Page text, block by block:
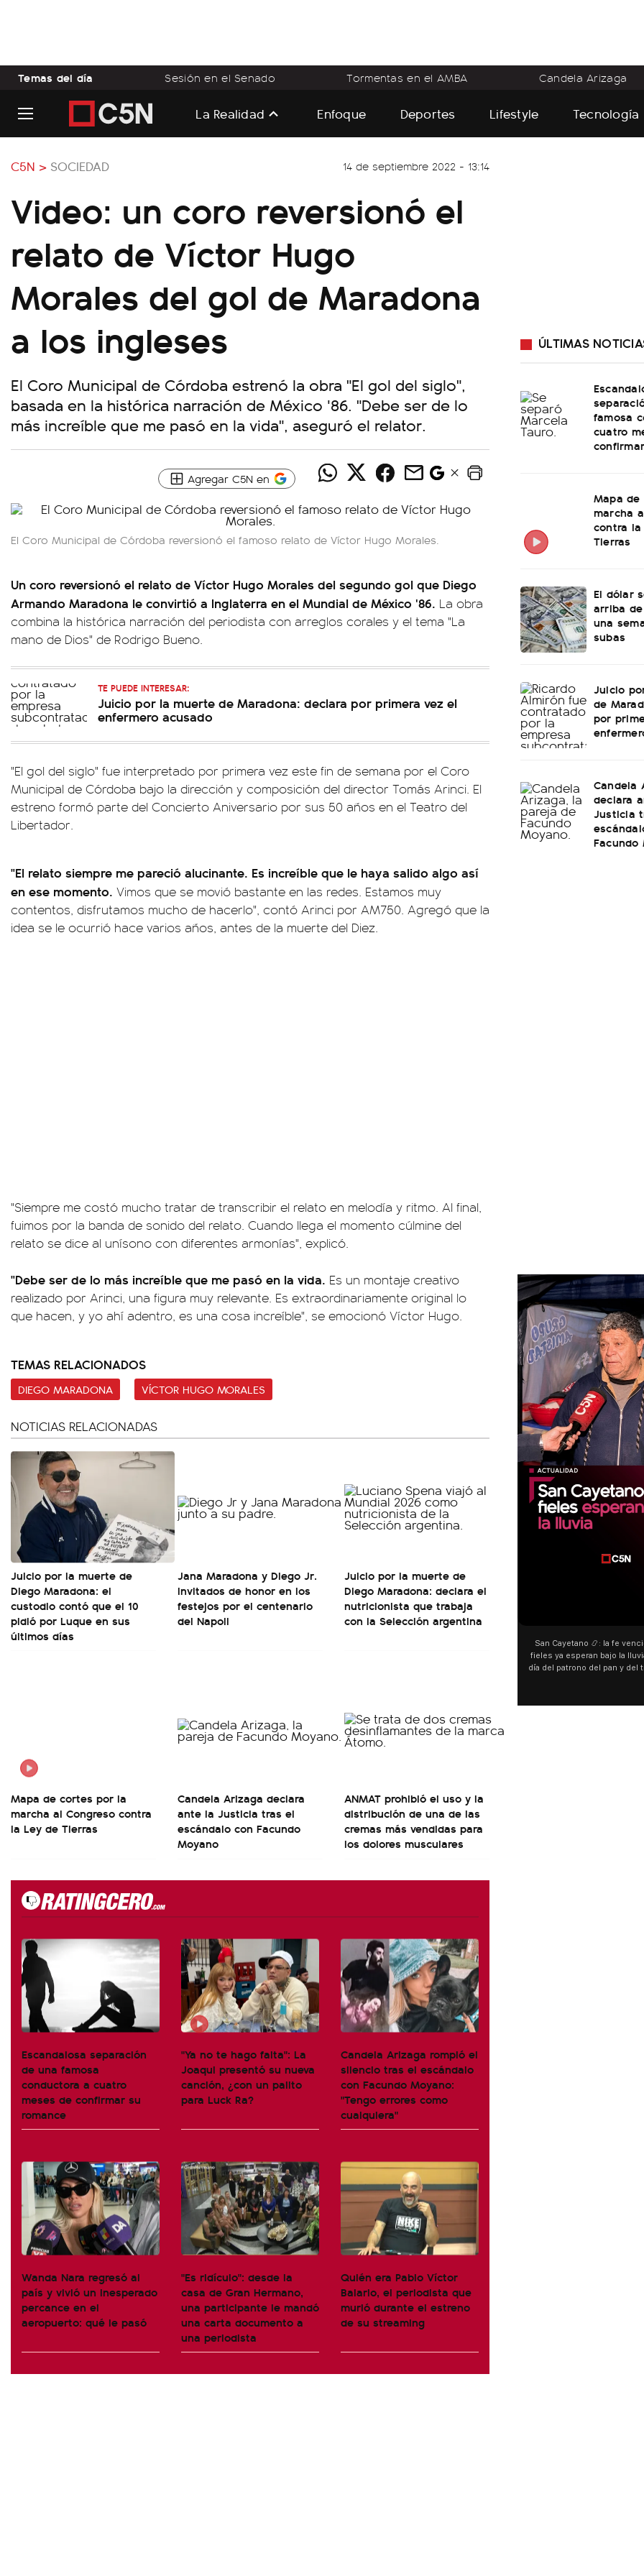
Temas del día Sesión en el Senado Tormentas en el AMBA Candela Arizaga
La Realidad Enfoque Deportes Lifestyle Tecnología
C5N > SOCIEDAD 14 de septiembre 2022 - 13:14
Video: un coro reversionó el
relato de Víctor Hugo
Morales del gol de Maradona
a los ingleses
El Coro Municipal de Córdoba estrenó la obra "El gol del siglo",
basada en la histórica narración de México '86. "Debe ser de lo
más increíble que me pasó en la vida", aseguró el relator.
Agregar C5N en
El Coro Municipal de Córdoba reversionó el famoso relato de Víctor Hugo Morales.
Un coro reversionó el relato de Víctor Hugo Morales del segundo gol que Diego
Armando Maradona le convirtió a Inglaterra en el Mundial de México '86. La obra
combina la histórica narración del periodista con arreglos corales y el tema "La
mano de Dios" de Rodrigo Bueno.
TE PUEDE INTERESAR:
Juicio por la muerte de Maradona: declara por primera vez el
enfermero acusado
"El gol del siglo" fue interpretado por primera vez este fin de semana por el Coro
Municipal de Córdoba bajo la dirección y composición del director Tomás Arinci. El
estreno formó parte del Concierto Aniversario por sus 50 años en el Teatro del
Libertador.
"El relato siempre me pareció alucinante. Es increíble que le haya salido algo así
en ese momento. Vimos que se movió bastante en las redes. Estamos muy
contentos, disfrutamos mucho de hacerlo", contó Arinci por AM750. Agregó que la
idea se le ocurrió hace varios años, antes de la muerte del Diez.
"Siempre me costó mucho tratar de transcribir el relato en melodía y ritmo. Al final,
fuimos por la banda de sonido del relato. Cuando llega el momento cúlmine del
relato se dice al unísono con diferentes armonías", explicó.
"Debe ser de lo más increíble que me pasó en la vida. Es un montaje creativo
realizado por Arinci, una figura muy relevante. Es extraordinariamente original lo
que hacen, y yo ahí adentro, es una cosa increíble", se emocionó Víctor Hugo.
TEMAS RELACIONADOS
DIEGO MARADONA VÍCTOR HUGO MORALES
NOTICIAS RELACIONADAS
Juicio por la muerte de
Diego Maradona: el
custodio contó que el 10
pidió por Luque en sus
últimos días
Jana Maradona y Diego Jr.
invitados de honor en los
festejos por el centenario
del Napoli
Juicio por la muerte de
Diego Maradona: declara el
nutricionista que trabaja
con la Selección argentina
Mapa de cortes por la
marcha al Congreso contra
la Ley de Tierras
Candela Arizaga declara
ante la Justicia tras el
escándalo con Facundo
Moyano
ANMAT prohibió el uso y la
distribución de una de las
cremas más vendidas para
los dolores musculares
Escandalosa separación
de una famosa
conductora a cuatro
meses de confirmar su
romance
"Ya no te hago falta": La
Joaqui presentó su nueva
canción, ¿con un palito
para Luck Ra?
Candela Arizaga rompió el
silencio tras el escándalo
con Facundo Moyano:
"Tengo errores como
cualquiera"
Wanda Nara regresó al
país y vivió un inesperado
percance en el
aeropuerto: qué le pasó
"Es ridículo": desde la
casa de Gran Hermano,
una participante le mandó
una carta documento a
una periodista
Quién era Pablo Víctor
Balario, el periodista que
murió durante el estreno
de su streaming
ÚLTIMAS
famosa
cuatro
Mapa
marcha
contra
Tierras
El dólar
arriba
una
subas
Juicio
de
por
Candela
declara
Justicia
Facundo
San Cayetano 📿: la fe
fieles ya esperan bajo la
día del patrono del pan y del
y pedir. 🎙️